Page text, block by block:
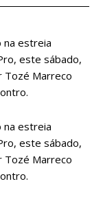
na estreia
este sábado,
Tozé Marreco
na estreia
este sábado,
Tozé Marreco